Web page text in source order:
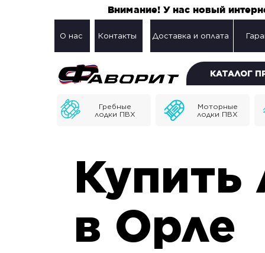
Внимание! У нас новый
О нас Контакты Доставка и оплата
КАТАЛОГ
Гребные
лодки ПВХ
Моторные
лодки ПВХ
Купить
в Орле